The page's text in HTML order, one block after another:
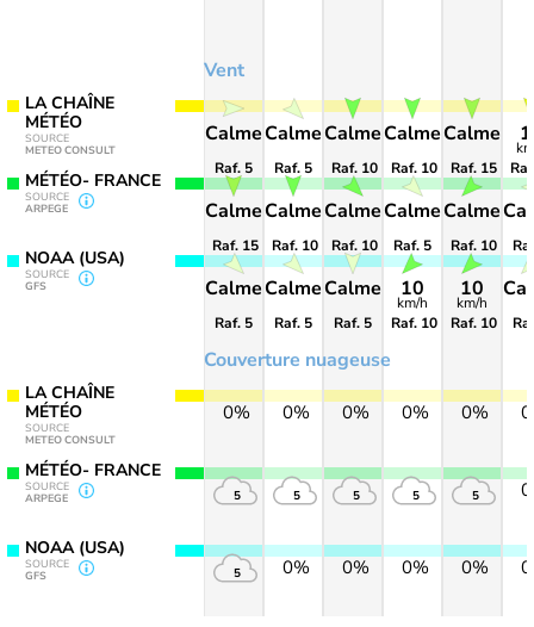
LA CHAÎNE
MÉTÉO
SOURCE
METEO CONSULT
MÉTÉO- FRANCE
SOURCE
ARPEGE
NOAA (USA)
SOURCE
GFS
LA CHAÎNE
MÉTÉO
SOURCE
METEO CONSULT
MÉTÉO- FRANCE
SOURCE
ARPEGE
NOAA (USA)
SOURCE
GFS
Vent
Couverture nuageuse
Calme
Raf. 5
Calme
Raf. 15
Calme
Raf. 5
0%
5
5
Calme
Raf. 5
Calme
Raf. 10
Calme
Raf. 5
0%
5
0%
Calme
Raf. 10
Calme
Raf. 10
Calme
Raf. 5
0%
5
0%
Calme
Raf. 10
Calme
Raf. 5
10
km/h
Raf. 10
0%
5
0%
Calme
Raf. 15
Calme
Raf. 10
10
km/h
Raf. 10
0%
5
0%